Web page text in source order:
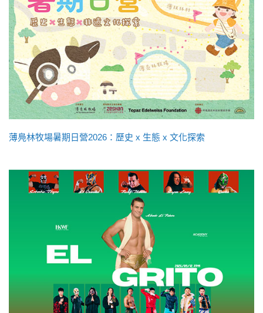
薄鳧林牧場暑期日營2026：歷史 x 生態 x 文化探索